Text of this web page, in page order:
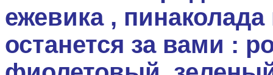
ежевика ,
останется за вами :